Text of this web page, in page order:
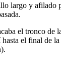
largo y afilado
el tronco de
el final de